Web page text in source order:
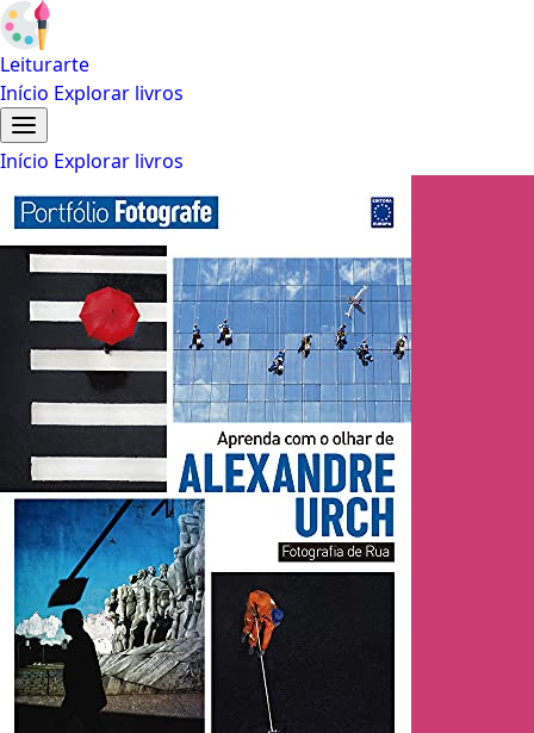
Leiturarte
Início Explorar livros
Início Explorar livros